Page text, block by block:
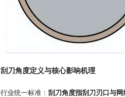
刮刀角度定义与核心影响机理
行业统一标准： 刮刀角度指刮刀刃口与